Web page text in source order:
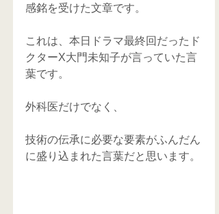
感銘を受けた文章です。
これは、本日ドラマ最終回だったド
クターX大門未知子が言っていた言
葉です。
外科医だけでなく、
技術の伝承に必要な要素がふんだん
に盛り込まれた言葉だと思います。